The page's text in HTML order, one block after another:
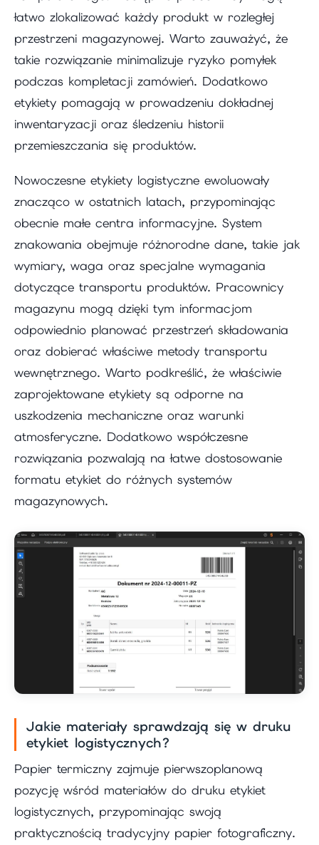
łatwo zlokalizować każdy produkt w rozległej
przestrzeni magazynowej. Warto zauważyć, że
takie rozwiązanie minimalizuje ryzyko pomyłek
podczas kompletacji zamówień. Dodatkowo
etykiety pomagają w prowadzeniu dokładnej
inwentaryzacji oraz śledzeniu historii
przemieszczania się produktów.
Nowoczesne etykiety logistyczne ewoluowały
znacząco w ostatnich latach, przypominając
obecnie małe centra informacyjne. System
znakowania obejmuje różnorodne dane, takie jak
wymiary, waga oraz specjalne wymagania
dotyczące transportu produktów. Pracownicy
magazynu mogą dzięki tym informacjom
odpowiednio planować przestrzeń składowania
oraz dobierać właściwe metody transportu
wewnętrznego. Warto podkreślić, że właściwie
zaprojektowane etykiety są odporne na
uszkodzenia mechaniczne oraz warunki
atmosferyczne. Dodatkowo współczesne
rozwiązania pozwalają na łatwe dostosowanie
formatu etykiet do różnych systemów
magazynowych.
Jakie materiały sprawdzają się w druku
etykiet logistycznych?
Papier termiczny zajmuje pierwszoplanową
pozycję wśród materiałów do druku etykiet
logistycznych, przypominając swoją
praktycznością tradycyjny papier fotograficzny.